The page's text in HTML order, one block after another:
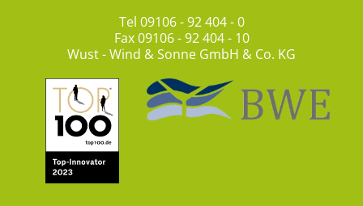
Tel 09106 - 92 404 - 0
Fax 09106 - 92 404 - 10
Wust - Wind & Sonne GmbH & Co. KG